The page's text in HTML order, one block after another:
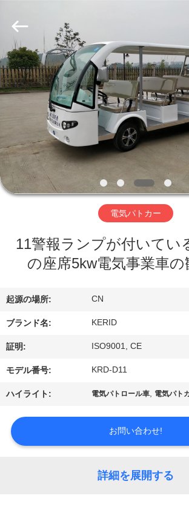
家
へ
製
品
ビ
オ
た
し
た
ち
つ
Rights
Reserved.
Developed
ECER
電気パトカー
11警報ランプが付いてい
の座席5kw電気事業車の
起源の場所: CN
ブランド名: KERID
証明: ISO9001, CE
モデル番号: KRD-D11
ハイライト: 電気パトロール車, 電気パト
お問い合わせ!
詳細を展開する